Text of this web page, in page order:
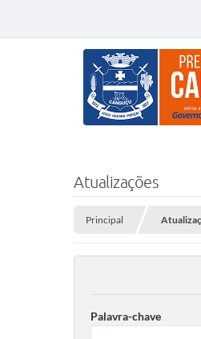
Atualizações
Principal
Palavra-chave